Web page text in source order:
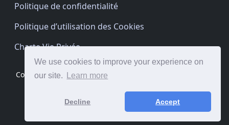
We use cookies to improve your experience on
our site.
Learn more
Decline Accept
Politique de confidentialité
Politique d’utilisation des Cookies
Charte Vie Privée
Copyright © Cartomancien.be 2026 · Site by